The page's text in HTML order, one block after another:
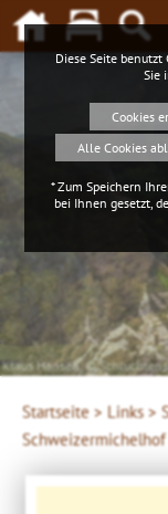
Klaus Hansen, ©
Startseite > Links >
Schweizermichelhof
Diese Seite
Sie
Cookies
Alle Cookies
* Zum Speichern
bei Ihnen gesetzt,